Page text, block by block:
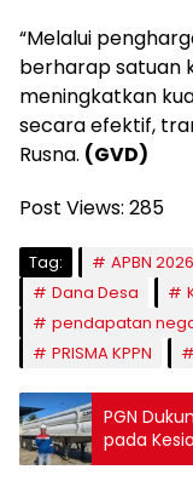
“Melalui
berharap satuan
meningkatkan
secara efektif,
Rusna. (GVD)
Post Views: 285
Tag: APBN 2026
Dana Desa
pendapatan
PRISMA KPPN
PGN
pada